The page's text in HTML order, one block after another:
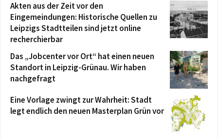
Akten aus der Zeit vor den
Eingemeindungen: Historische Quellen zu
Leipzigs Stadtteilen sind jetzt online
recherchierbar
Das „Jobcenter vor Ort“ hat einen neuen
Standort in Leipzig-Grünau. Wir haben
nachgefragt
Eine Vorlage zwingt zur Wahrheit: Stadt
legt endlich den neuen Masterplan Grün vor